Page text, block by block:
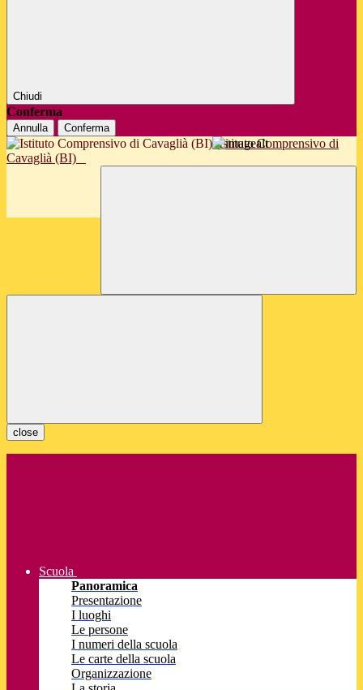
Chiudi
Conferma
Annulla Conferma
Istituto Comprensivo di
Cavaglià (BI)
close
Scuola
Panoramica
Presentazione
I luoghi
Le persone
I numeri della scuola
Le carte della scuola
Organizzazione